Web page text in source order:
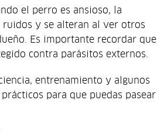
el perro es ansioso, la
ruidos y se alteran al ver otros
Es importante recordar que
contra parásitos externos.
entrenamiento y algunos
para que puedas pasear